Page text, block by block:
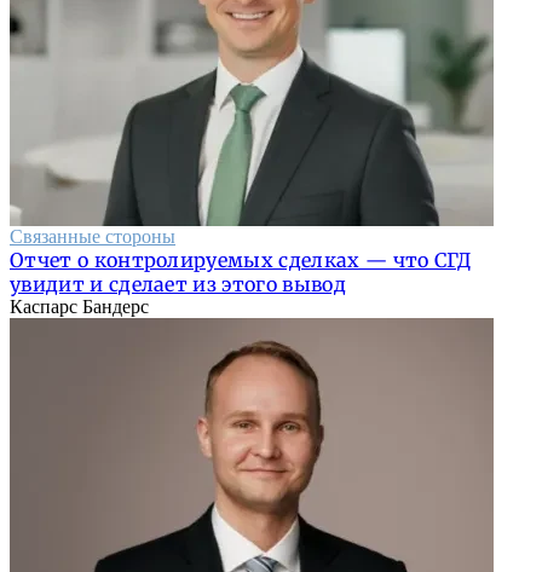
Связанные стороны
Отчет о контролируемых сделках — что СГД
увидит и сделает из этого вывод
Каспарс Бандерс